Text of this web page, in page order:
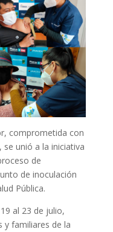
comprometida con
se unió a la iniciativa
de
de inoculación
Pública.
al 23 de julio,
y familiares de la